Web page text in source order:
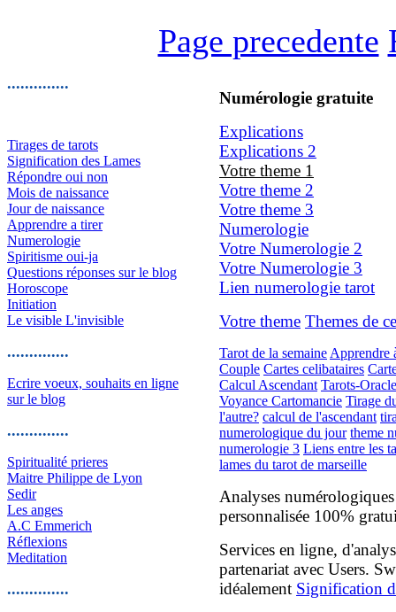
Page precedente
..............
Tirages de tarots
Signification des Lames
Répondre oui non
Mois de naissance
Jour de naissance
Apprendre a tirer
Numerologie
Spiritisme oui-ja
Questions réponses sur le blog
Horoscope
Initiation
Le visible L'invisible
..............
Ecrire voeux, souhaits en ligne
sur le blog
..............
Spiritualité prieres
Maitre Philippe de Lyon
Sedir
Les anges
A.C Emmerich
Réflexions
Meditation
..............
Numérologie gratuite
Explications
Explications 2
Votre theme 1
Votre theme 2
Votre theme 3
Numerologie
Votre Numerologie 2
Votre Numerologie 3
Lien numerologie tarot
Votre theme Themes de
Tarot de la semaine Apprendre
Couple Cartes celibataires
Calcul Ascendant Tarots-
Voyance Cartomancie Tirage
l'autre? calcul de l'ascendant
numerologique du jour theme
numerologie 3 Liens entre les
lames du tarot de marseille
Analyses
personnalisée 100%
Services en ligne,
partenariat avec Users.
idéalement Signification